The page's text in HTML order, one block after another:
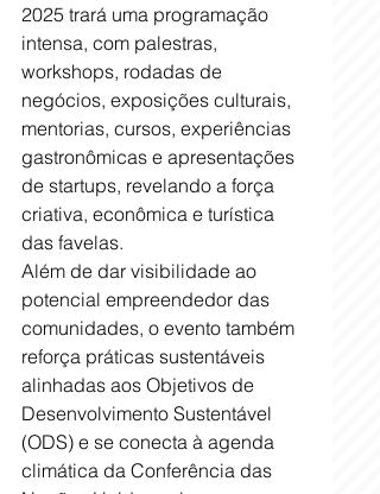
2025 trará uma programação
intensa, com palestras,
workshops, rodadas de
negócios, exposições culturais,
mentorias, cursos, experiências
gastronômicas e apresentações
de startups, revelando a força
criativa, econômica e turística
das favelas.
Além de dar visibilidade ao
potencial empreendedor das
comunidades, o evento também
reforça práticas sustentáveis
alinhadas aos Objetivos de
Desenvolvimento Sustentável
(ODS) e se conecta à agenda
climática da Conferência das